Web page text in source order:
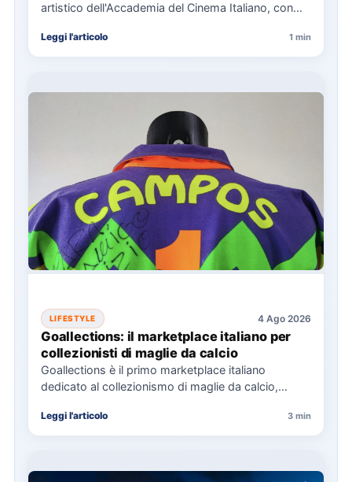
artistico dell'Accademia del Cinema Italiano, con
Leggi l'articolo 1 min
LIFESTYLE 4 Ago 2026
Goallections: il marketplace italiano per
collezionisti di maglie da calcio
Goallections è il primo marketplace italiano
dedicato al collezionismo di maglie da calcio,
Leggi l'articolo 3 min